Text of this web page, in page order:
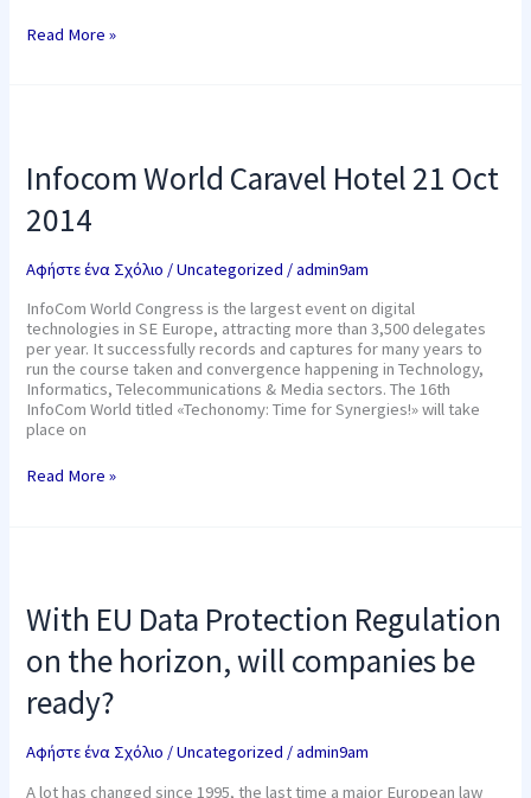
Read More »
Infocom World Caravel Hotel 21 Oct
2014
Αφήστε ένα Σχόλιο /Uncategorized /admin9am
InfoCom World Congress is the largest event on digital
technologies in SE Europe, attracting more than 3,500 delegates
per year. It successfully records and captures for many years to
run the course taken and convergence happening in Technology,
Informatics, Telecommunications & Media sectors. The 16th
InfoCom World titled «Techonomy: Time for Synergies!» will take
place on
Hotel
Oct
Read More »
With EU Data Protection Regulation
on the horizon, will companies be
ready?
Αφήστε ένα Σχόλιο /Uncategorized /admin9am
A lot has changed since 1995, the last time a major European law
Protection
on
horizon,
companies
be
ready?